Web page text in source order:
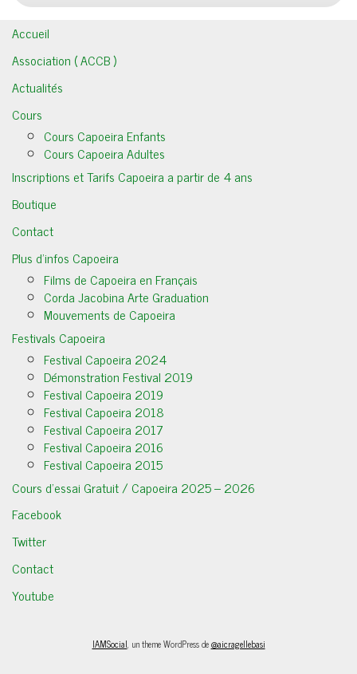
Accueil
Association ( ACCB )
Actualités
Cours
Cours Capoeira Enfants
Cours Capoeira Adultes
Inscriptions et Tarifs Capoeira a partir de 4 ans
Boutique
Contact
Plus d’infos Capoeira
Films de Capoeira en Français
Corda Jacobina Arte Graduation
Mouvements de Capoeira
Festivals Capoeira
Festival Capoeira 2024
Démonstration Festival 2019
Festival Capoeira 2019
Festival Capoeira 2018
Festival Capoeira 2017
Festival Capoeira 2016
Festival Capoeira 2015
Cours d’essai Gratuit / Capoeira 2025 – 2026
Facebook
Twitter
Contact
Youtube
IAMSocial, un theme WordPress de@aicragellebasi